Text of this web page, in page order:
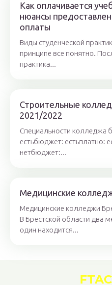
Как оплачивается
нюансы
оплаты
Виды студенческой
принципе все понятно.
практика...
Строительные
2021/2022
Специальности колледжа
естьбюджет: естьплатно:
нетбюджет:...
Медицинские
Медицинские колледжи
В Брестской области два
один находится...